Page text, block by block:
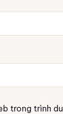
trong trình